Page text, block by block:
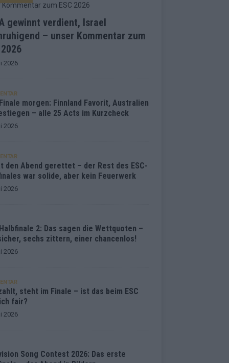
gewinnt verdient, Israel
– unser Kommentar zum
2026
2026
morgen: Finnland Favorit, Australien
– alle 25 Acts im Kurzcheck
2026
den Abend gerettet – der Rest des ESC-
war solide, aber kein Feuerwerk
2026
2: Das sagen die Wettquoten –
sechs zittern, einer chancenlos!
2026
steht im Finale – ist das beim ESC
fair?
2026
Song Contest 2026: Das erste